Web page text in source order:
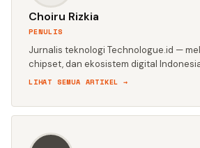
Choiru Rizkia
PENULIS
Jurnalis teknologi Technologue.id —
chipset, dan ekosistem digital
LIHAT SEMUA ARTIKEL →